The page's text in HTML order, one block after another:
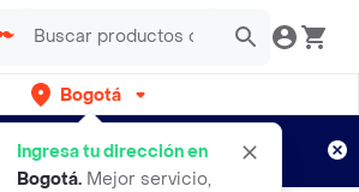
Bogotá
Ingresa tu dirección en
Bogotá. Mejor servicio,
gratis por semanas
Aplican TyC